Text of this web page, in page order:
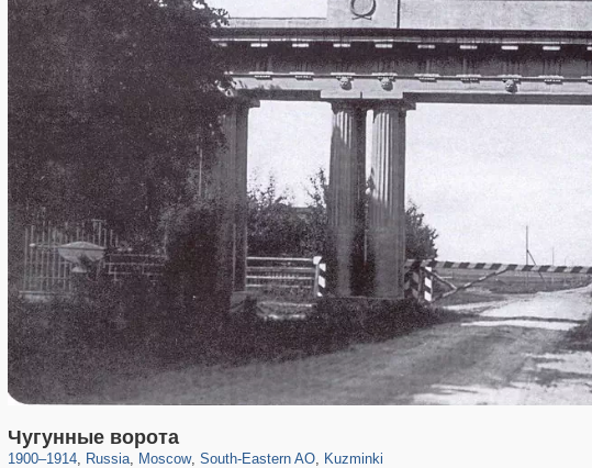
Чугунные ворота
1900–1914, Russia
1,407,363
, Moscow
319,882 8,286
, South-Eastern AO, Kuzminki